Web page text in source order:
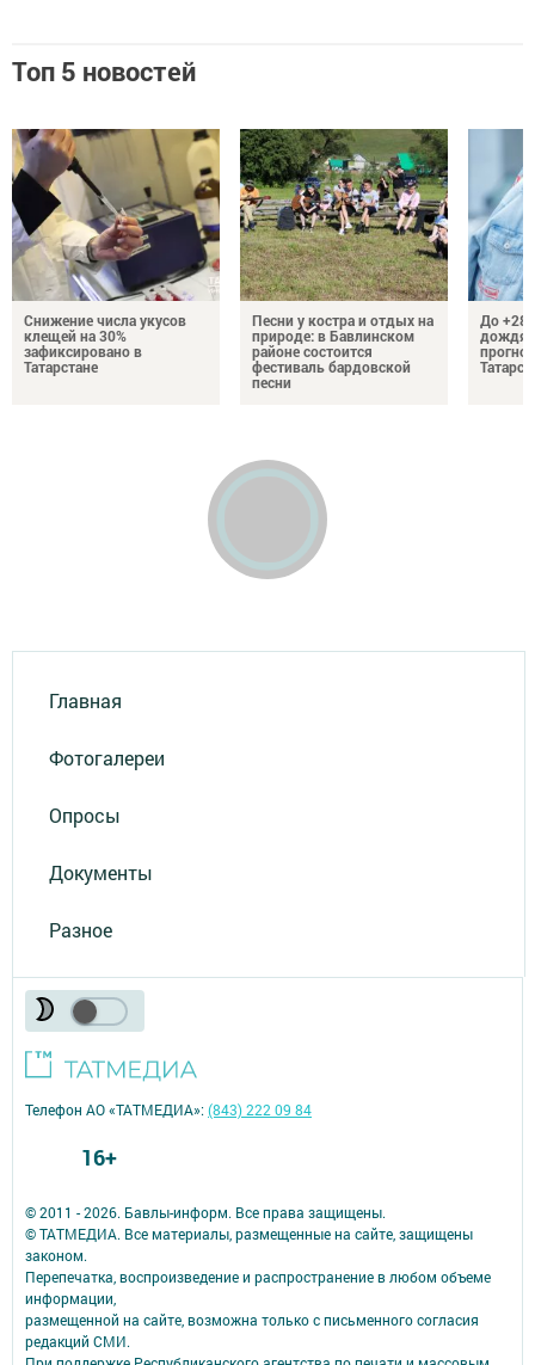
Топ 5 новостей
Снижение числа укусов
клещей на 30%
зафиксировано в
Татарстане
Песни у костра и отдых на
природе: в Бавлинском
районе состоится
фестиваль бардовской
песни
До +28
Главная
Фотогалереи
Опросы
Документы
Разное
© 2011 - 2026. Бавлы-информ. Все права защищены.
© ТАТМЕДИА. Все материалы, размещенные на сайте, защищены
законом.
Перепечатка, воспроизведение и распространение в любом объеме
информации,
размещенной на сайте, возможна только с письменного согласия
редакций СМИ.
Телефон АО «ТАТМЕДИА»:(843) 222 09 84
16+